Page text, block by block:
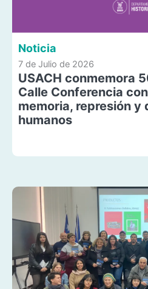
Noticia
7 de Julio de 2026
USACH conmemora
Calle Conferencia
memoria, represión y
humanos